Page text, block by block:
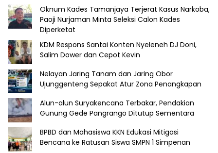
Oknum Kades Tamanjaya Terjerat Kasus Narkoba,
Paoji Nurjaman Minta Seleksi Calon Kades
Diperketat
KDM Respons Santai Konten Nyeleneh DJ Doni,
Salim Dower dan Cepot Kevin
Nelayan Jaring Tanam dan Jaring Obor
Ujunggenteng Sepakat Atur Zona Penangkapan
Alun-alun Suryakencana Terbakar, Pendakian
Gunung Gede Pangrango Ditutup Sementara
BPBD dan Mahasiswa KKN Edukasi Mitigasi
Bencana ke Ratusan Siswa SMPN 1 Simpenan